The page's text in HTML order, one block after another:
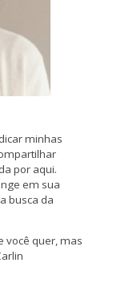
minhas
por aqui.
em sua
busca da
você quer, mas